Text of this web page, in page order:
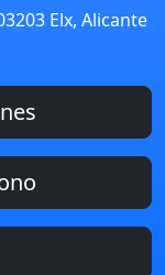
Elx, Alicante